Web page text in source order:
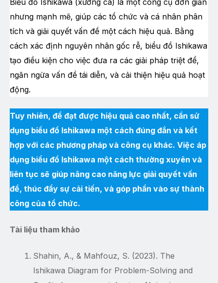
Biểu đồ Ishikawa (xương cá) là một công cụ đơn giản
nhưng mạnh mẽ, giúp các tổ chức và cá nhân phân
tích và giải quyết vấn đề một cách hiệu quả. Bằng
cách xác định nguyên nhân gốc rễ, biểu đồ Ishikawa
tạo điều kiện cho việc đưa ra các giải pháp triệt để,
ngăn ngừa vấn đề tái diễn, và cải thiện hiệu quả hoạt
động.
Tuy nhiên, để đạt được hiệu quả cao nhất, cần sử
dụng biểu đồ Ishikawa một cách đúng đắn và kết
hợp với các phương pháp và công cụ khác. Việc áp
dụng biểu đồ Ishikawa một cách thường xuyên và
liên tục sẽ giúp nâng cao năng lực giải quyết vấn
đề, thúc đẩy sự cải tiến, và góp phần vào sự thành
công của tổ chức.
Tài liệu tham khảo
Shahin, A., & Mahfouz, S. (2023). The
Ishikawa Diagram for Problem-Solving and